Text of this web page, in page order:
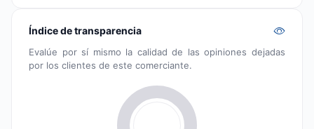
Índice de transparencia
Evalúe por sí mismo la calidad de las opiniones dejadas
por los clientes de este comerciante.